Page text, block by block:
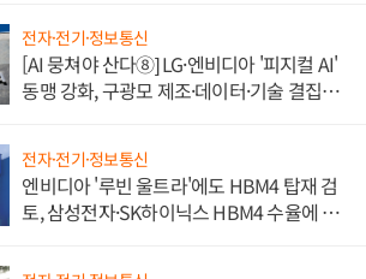
전자·전기·정보통신
[AI 뭉쳐야 산다⑧] LG·엔비디아 '피지컬 AI'
동맹 강화, 구광모 제조·데이터·기술 결집
전자·전기·정보통신
엔비디아 '루빈 울트라'에도 HBM4 탑재 검
토, 삼성전자·SK하이닉스 HBM4 수율에 주